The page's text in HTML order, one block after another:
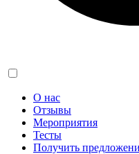
О нас
Отзывы
Мероприятия
Тесты
Получить